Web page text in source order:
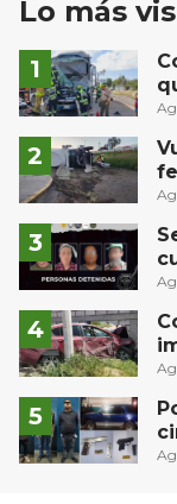
Lo más